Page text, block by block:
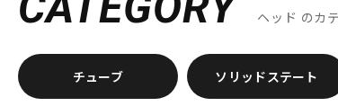
G-M
Khan Audio
Line6 Little Walter Magnatone
Neural DSP NIKKO Noah’sark NUX Orange
ヘッド のカ
チューブ ソリッドステート